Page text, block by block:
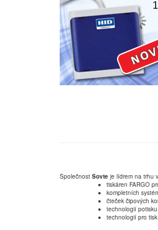
Společnost Sovte je lídrem na trhu
tiskáren FARGO
kompletních
čteček čipových
technologií
technologií pro